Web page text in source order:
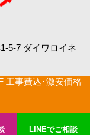
5-7 ダイワロイネ
工事費込･激安価格
LINEでご相談